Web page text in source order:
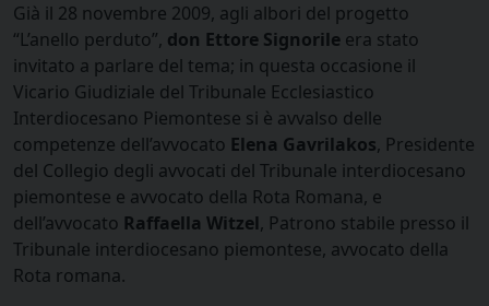
Già il 28 novembre 2009, agli albori del progetto
“L’anello perduto”, don Ettore Signorile era stato
invitato a parlare del tema; in questa occasione il
Vicario Giudiziale del Tribunale Ecclesiastico
Interdiocesano Piemontese si è avvalso delle
competenze dell’avvocato Elena Gavrilakos, Presidente
del Collegio degli avvocati del Tribunale interdiocesano
piemontese e avvocato della Rota Romana, e
dell’avvocato Raffaella Witzel, Patrono stabile presso il
Tribunale interdiocesano piemontese, avvocato della
Rota romana.